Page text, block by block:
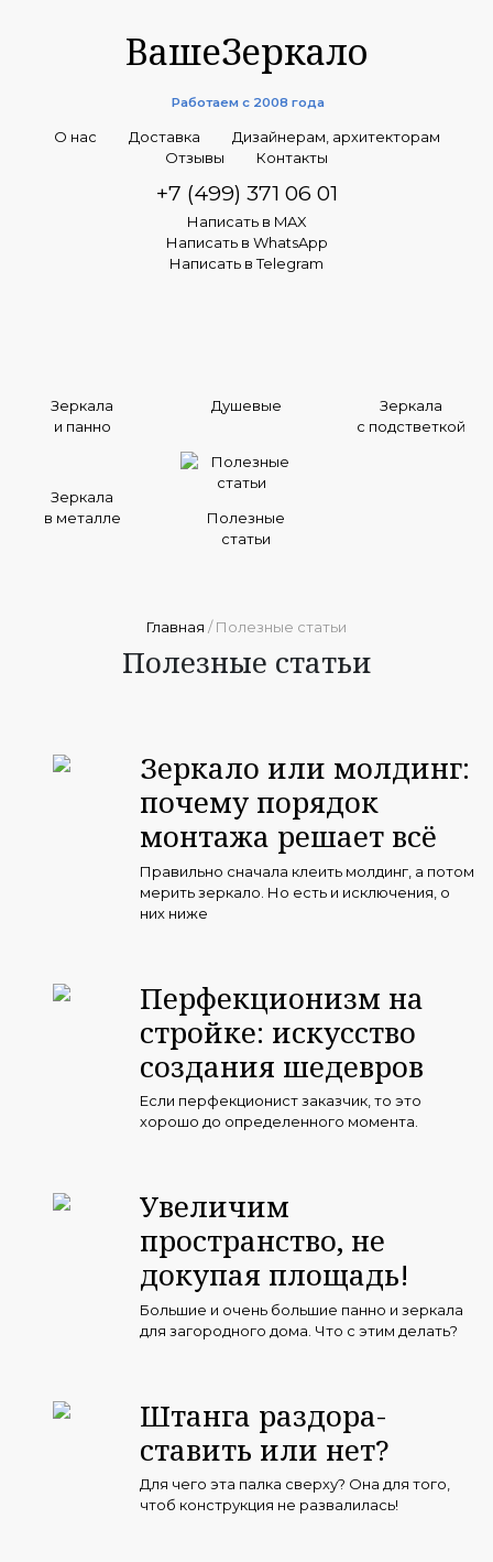
ВашеЗеркало
Работаем с 2008 года
О нас Доставка
Дизайнерам, архитекторам
Отзывы
Контакты
+7 (499) 371 06 01
Написать в MAX
Написать в WhatsApp
Написать в Telegram
Зеркала
и панно
Душевые
Зеркала
с подстветкой
Зеркала
в металле
Полезные
статьи
Главная / Полезные статьи
Полезные статьи
Зеркало или молдинг:
почему порядок
монтажа решает всё
Правильно сначала клеить молдинг, а потом
мерить зеркало. Но есть и исключения, о
них ниже
Перфекционизм на
стройке: искусство
создания шедевров
Если перфекционист заказчик, то это
хорошо до определенного момента.
Увеличим
пространство, не
докупая площадь!
Большие и очень большие панно и зеркала
для загородного дома. Что с этим делать?
Штанга раздора-
ставить или нет?
Для чего эта палка сверху? Она для того,
чтоб конструкция не развалилась!